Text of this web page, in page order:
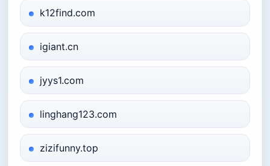
k12find.com
igiant.cn
jyys1.com
linghang123.com
zizifunny.top